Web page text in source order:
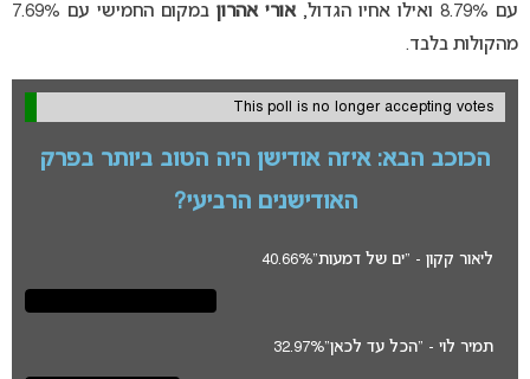
עם 8.79% ואילו אחיו הגדול,
אורי אהרון
במקום החמישי עם 7.69%
מהקולות בלבד.
This poll is no longer accepting votes
הכוכב הבא: איזה אודישן היה הטוב ביותר בפרק
האודישנים הרביעי?
ליאור קקון - "ים של דמעות"40.66%
תמיר לוי - "הכל עד לכאן"32.97%